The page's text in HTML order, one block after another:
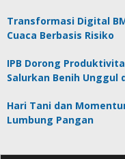
Transformasi Digital
Cuaca Berbasis Risiko
IPB Dorong
Salurkan Benih Unggul
Hari Tani dan
Lumbung Pangan